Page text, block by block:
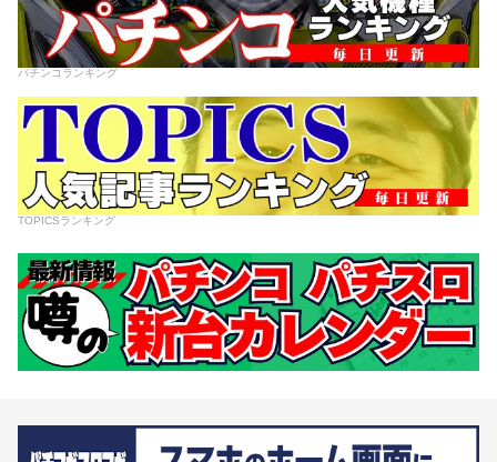
パチンコランキング
TOPICSランキング